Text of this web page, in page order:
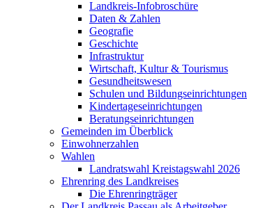
Landkreis-Infobroschüre
Daten & Zahlen
Geografie
Geschichte
Infrastruktur
Wirtschaft, Kultur & Tourismus
Gesundheitswesen
Schulen und Bildungseinrichtungen
Kindertageseinrichtungen
Beratungseinrichtungen
Gemeinden im Überblick
Einwohnerzahlen
Wahlen
Landratswahl Kreistagswahl 2026
Ehrenring des Landkreises
Die Ehrenringträger